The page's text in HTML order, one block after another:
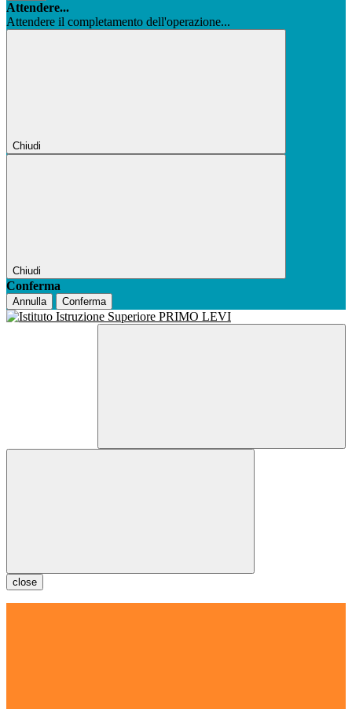
Attendere...
Attendere il completamento dell'operazione...
Chiudi
Chiudi
Conferma
Annulla Conferma
close